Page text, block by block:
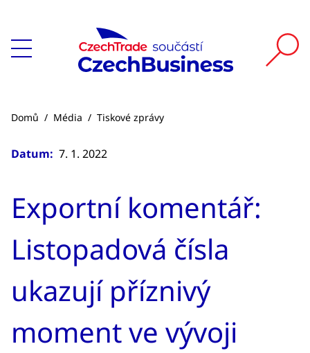
Domů / Média / Tiskové zprávy
Datum: 7. 1. 2022
Exportní komentář:
Listopadová čísla
ukazují příznivý
moment ve vývoji